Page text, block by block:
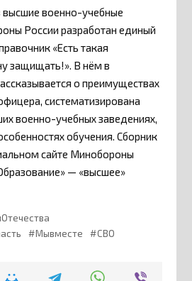
военно-учебные
России разработан единый
«Есть такая
защищать!». В нём в
о преимуществах
систематизирована
военно-учебных заведениях,
обучения. Сборник
сайте Минобороны
— «высшее»
Мывместе СВО